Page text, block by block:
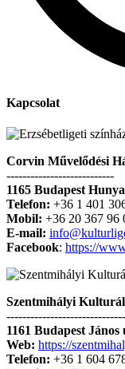
Kapcsolat
Corvin Művelődési
---------------------------
1165 Budapest
Telefon: +36 1 401
Mobil: +36 20 367 96
E-mail:
Facebook: https://
Szentmihályi
1161 Budapest János
Web: https://
Telefon: +36 1 604